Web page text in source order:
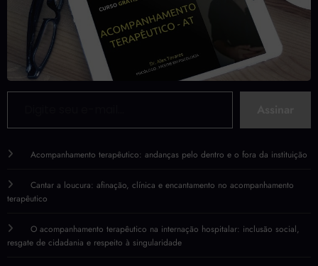
Digite seu e-mail…
Acompanhamento terapêutico: andanças pelo dentro e o fora da instituição
Cantar a loucura: afinação, clínica e encantamento no acompanhamento
terapêutico
O acompanhamento terapêutico na internação hospitalar: inclusão social,
resgate de cidadania e respeito à singularidade